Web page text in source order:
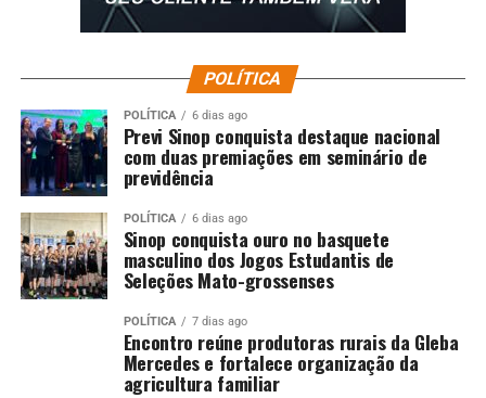
POLÍTICA
POLÍTICA 6 dias ago
Previ Sinop conquista destaque nacional
com duas premiações em seminário de
previdência
POLÍTICA 6 dias ago
Sinop conquista ouro no basquete
masculino dos Jogos Estudantis de
Seleções Mato-grossenses
POLÍTICA 7 dias ago
Encontro reúne produtoras rurais da Gleba
Mercedes e fortalece organização da
agricultura familiar